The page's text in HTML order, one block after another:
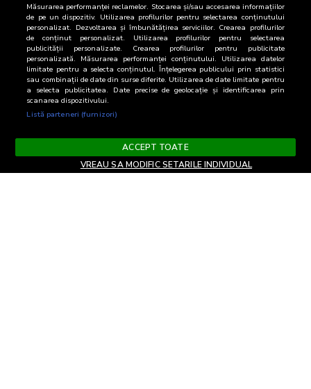
Măsurarea performanței reclamelor. Stocarea și/sau accesarea informațiilor
de pe un dispozitiv. Utilizarea profilurilor pentru selectarea conținutului
personalizat. Dezvoltarea și îmbunătățirea serviciilor. Crearea profilurilor
de conținut personalizat. Utilizarea profilurilor pentru selectarea
publicității personalizate. Crearea profilurilor pentru publicitate
personalizată. Măsurarea performanței conținutului. Utilizarea datelor
limitate pentru a selecta conținutul. Înțelegerea publicului prin statistici
sau combinații de date din surse diferite. Utilizarea de date limitate pentru
a selecta publicitatea. Date precise de geolocație și identificarea prin
scanarea dispozitivului.
Listă parteneri (furnizori)
ACCEPT TOATE
VREAU SA MODIFIC SETARILE INDIVIDUAL